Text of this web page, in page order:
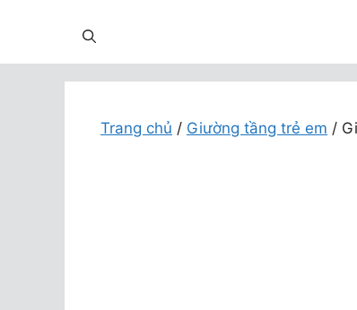
Trang chủ / Giường tầng trẻ em /